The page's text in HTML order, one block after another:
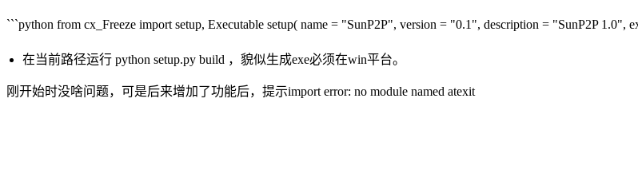
```python from cx_Freeze import setup, Executable setup( name = "SunP2P", version = "0.1", description = "SunP2P
在当前路径运行 python setup.py build ，貌似生成exe必须在win平台。
刚开始时没啥问题，可是后来增加了功能后，提示import error: no module named atexit